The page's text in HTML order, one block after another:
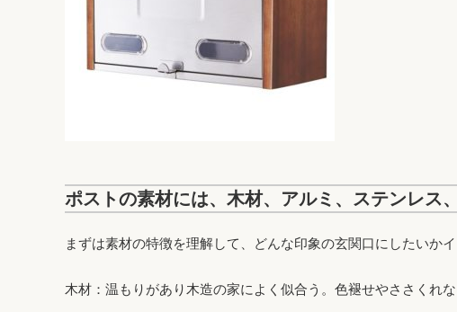
ポストの素材には、木材、アルミ、ステンレス
まずは素材の特徴を理解して、どんな印象の玄関口にしたいか
木材 ：温もりがあり木造の家によく似合う。色褪せやささくれな